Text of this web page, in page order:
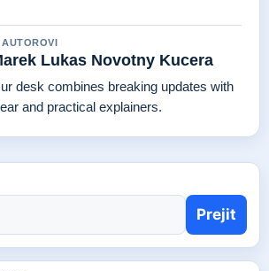
AUTOROVI
Lukas Novotny Kucera
desk combines breaking updates with
and practical explainers.
Prejit